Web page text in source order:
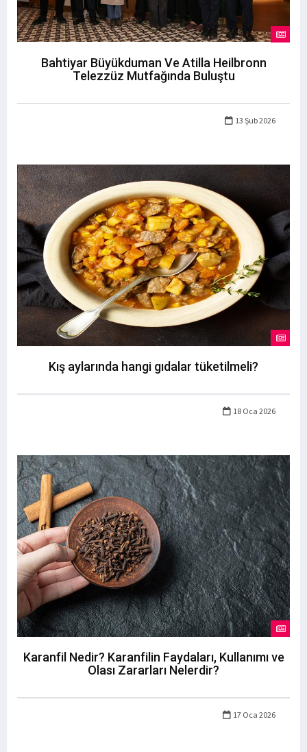
Bahtiyar Büyükduman Ve Atilla Heilbronn
Telezzüz Mutfağında Buluştu
13 Şub 2026
Kış aylarında hangi gıdalar tüketilmeli?
18 Oca 2026
Karanfil Nedir? Karanfilin Faydaları, Kullanımı ve
Olası Zararları Nelerdir?
17 Oca 2026